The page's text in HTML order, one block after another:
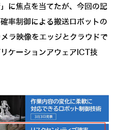
に焦点を当てたが、今回の記
率制御による搬送ロボットの
ラ映像をエッジとクラウドで
ケーションアウェアICT技